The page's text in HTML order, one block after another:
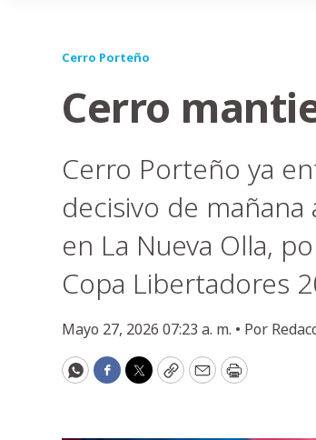
Cerro Porteño
Cerro
Cerro Porteño ya
decisivo de
en La Nueva Olla,
Copa Libertadores
Mayo 27, 2026 07:23 a. m. • Por
WhatsApp
Facebook
Twitter
CopyEmailPrint